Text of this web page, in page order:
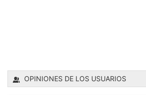
OPINIONES DE LOS USUARIOS